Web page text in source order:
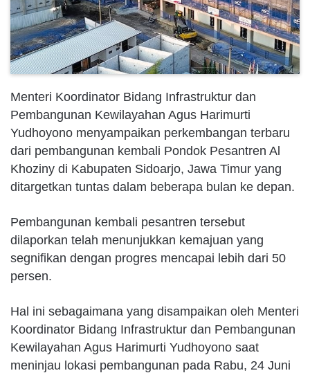
Menteri Koordinator Bidang Infrastruktur dan
Pembangunan Kewilayahan Agus Harimurti
Yudhoyono menyampaikan perkembangan terbaru
dari pembangunan kembali Pondok Pesantren Al
Khoziny di Kabupaten Sidoarjo, Jawa Timur yang
ditargetkan tuntas dalam beberapa bulan ke depan.
Pembangunan kembali pesantren tersebut
dilaporkan telah menunjukkan kemajuan yang
segnifikan dengan progres mencapai lebih dari 50
persen.
Hal ini sebagaimana yang disampaikan oleh Menteri
Koordinator Bidang Infrastruktur dan Pembangunan
Kewilayahan Agus Harimurti Yudhoyono saat
meninjau lokasi pembangunan pada Rabu, 24 Juni